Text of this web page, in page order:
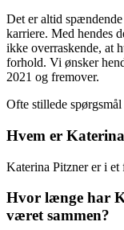
Det er altid
karriere. Med hendes
ikke overraskende, at
forhold. Vi ønsker
2021 og fremover.
Ofte stillede spørgsmål
Hvem er
Katerina Pitzner er i
Hvor længe har
været sammen?